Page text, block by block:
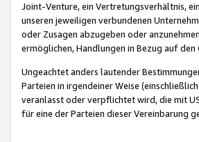
Joint-Venture, ein Vertretungsverhältnis,
unseren jeweiligen verbundenen
oder Zusagen abzugeben oder
ermöglichen, Handlungen in Bezug auf
Ungeachtet anders lautender
Parteien in irgendeiner Weise
veranlasst oder verpflichtet wird, die mit
für eine der Parteien dieser Vereinbarung